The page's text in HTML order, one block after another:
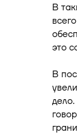
В
это
В